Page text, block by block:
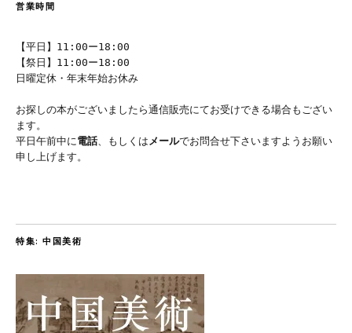
営業時間
【平日】11:00ー18:00
【祭日】11:00ー18:00
日曜定休・年末年始お休み
お探しの本がございましたら通信販売にてお受けできる場合もござい
ます。
平日午前中に 電話 、もしくは メールでお問合せ下さいますようお願い
申し上げます。
特集: 中国美術